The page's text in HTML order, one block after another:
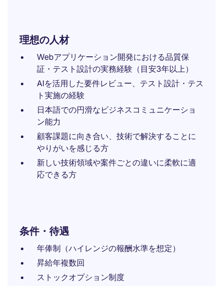
理想の人材
Webアプリケーション開発における品質保
証・テスト設計の実務経験（目安3年以上）
AIを活用した要件レビュー、テスト設計・テス
ト実施の経験
日本語での円滑なビジネスコミュニケーショ
ン能力
顧客課題に向き合い、技術で解決することに
やりがいを感じる方
新しい技術領域や案件ごとの違いに柔軟に適
応できる方
条件・待遇
年俸制（ハイレンジの報酬水準を想定）
昇給年複数回
ストックオプション制度